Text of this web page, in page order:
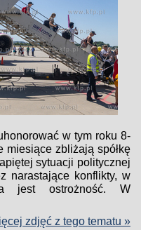
w tym roku 8-
miesiące zbliżają spółkę
sytuacji politycznej
narastające konflikty, w
jest ostrożność. W
zdjęć z tego tematu »